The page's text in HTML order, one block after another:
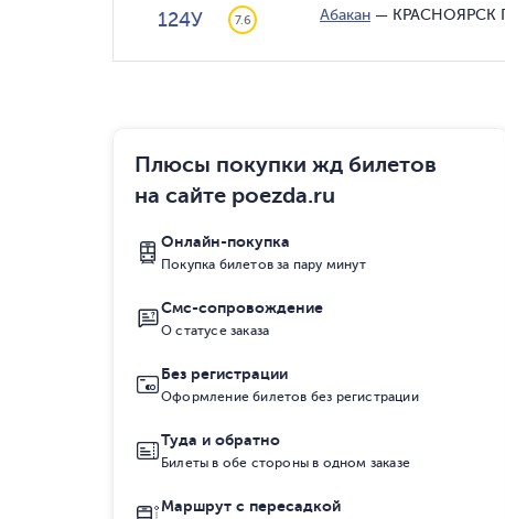
124У 7.6 Абакан — КРАСНОЯРСК
Плюсы покупки жд билетов
на сайте poezda.ru
Онлайн-покупка
Покупка билетов за пару минут
Смс-сопровождение
О статусе заказа
Без регистрации
Оформление билетов без регистрации
Туда и обратно
Билеты в обе стороны в одном заказе
Маршрут с пересадкой